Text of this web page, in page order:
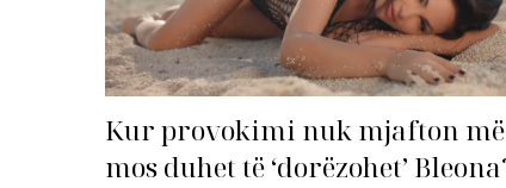
Kur provokimi nuk mjafton
mos duhet të ‘dorëzohet’